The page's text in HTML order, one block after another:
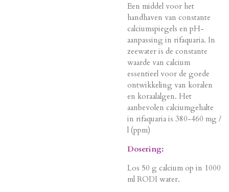
Een middel voor het
handhaven van constante
calciumspiegels en pH-
aanpassing in rifaquaria. In
zeewater is de constante
waarde van calcium
essentieel voor de goede
ontwikkeling van koralen
en koraalalgen. Het
aanbevolen calciumgehalte
in rifaquaria is 380-460 mg /
l (ppm)
Dosering:
Los 50 g calcium op in 1000
ml RODI water.